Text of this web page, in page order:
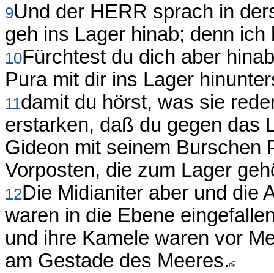
9Und der HERR sprach in
geh ins Lager hinab; denn
10Fürchtest du dich aber
Pura mit dir ins Lager
11damit du hörst, was sie
erstarken, daß du gegen das
Gideon mit seinem Burschen
Vorposten, die zum Lager
12Die Midianiter aber und die
waren in die Ebene
und ihre Kamele waren vor
am Gestade des Meeres.